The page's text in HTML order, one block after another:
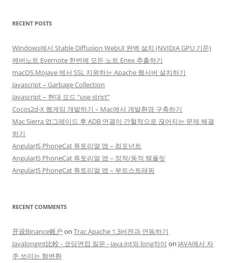
RECENT POSTS
Windows에서 Stable Diffusion WebUI 완벽 설치 (NVIDIA GPU 기준)
에버노트 Evernote 한번에 모든 노트 Enex 추출하기
macOS Mojave 에서 SSL 지원하는 Apache 웹서버 설치하기
Javascript – Garbage Collection
Javascript – 현대 모드 “use strict”
Cocos2d-X 웹게임 개발하기 – Mac에서 개발환경 구축하기
Mac Sierra 업그레이드 후 ADB 연결이 간헐적으로 끊어지는 문제 해결
하기
AngularJS PhoneCat 튜토리얼 앱 – 컴포넌트
AngularJS PhoneCat 튜토리얼 앱 – 정적/동적 템플릿
AngularJS PhoneCat 튜토리얼 앱 – 부트스트래핑
RECENT COMMENTS
开设Binance账户 on Trac Apache 1.3버젼과 연동하기
Javalongint比較 - 코딩면접 질문 - java int와 long차이 on JAVA에서 자
주 쓰이는 형변환